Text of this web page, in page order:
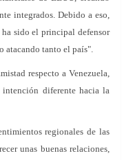
integrados. Debido a eso,
sido el principal defensor
atacando tanto el país".
respecto a Venezuela,
diferente hacia la
regionales de las
unas buenas relaciones,